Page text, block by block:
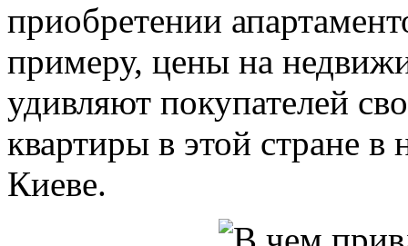
приобретении
примеру, цены на
удивляют покупателей
квартиры в этой стране в
Киеве.